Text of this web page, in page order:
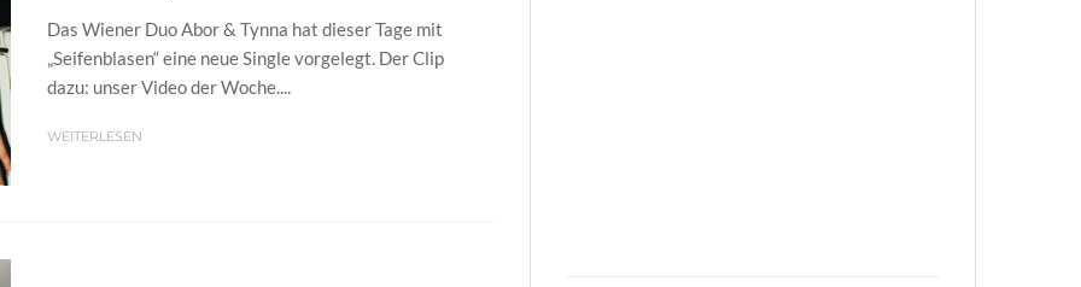
Das Wiener Duo Abor & Tynna hat dieser Tage mit
„Seifenblasen“ eine neue Single vorgelegt. Der Clip
dazu: unser Video der Woche....
WEITERLESEN